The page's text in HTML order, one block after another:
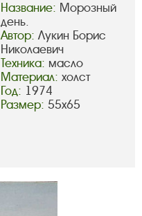
Название: Морозный
день.
Автор: Лукин Борис
Николаевич
Техника: масло
Материал: холст
Год: 1974
Размер: 55х65